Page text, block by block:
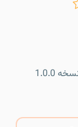
1.0.0